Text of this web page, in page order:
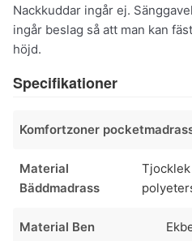
Nackkuddar ingår ej.
ingår beslag så att man kan
höjd.
Specifikationer
Komfortzoner
Material
Bäddmadrass
Material Ben